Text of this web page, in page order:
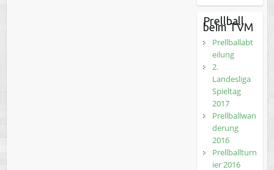
Prellball
beim TVM
Prellballabt
eilung
2.
Landesliga
Spieltag
2017
Prellballwan
derung
2016
Prellballturn
ier 2016